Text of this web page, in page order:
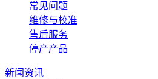
常见问题
维修与校准
售后服务
停产产品
新闻资讯